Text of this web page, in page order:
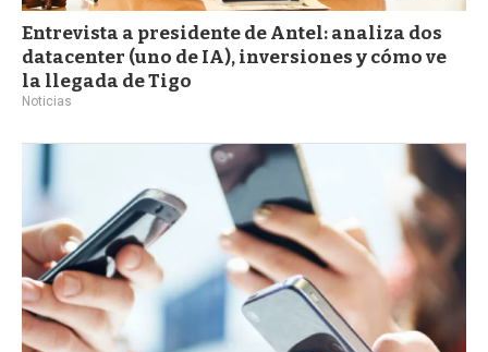
Entrevista a presidente de Antel: analiza dos
datacenter (uno de IA), inversiones y cómo ve
la llegada de Tigo
Noticias